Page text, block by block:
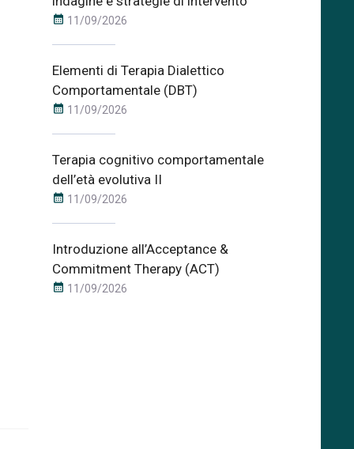
calendar_month 11/09/2026
Elementi di Terapia Dialettico
Comportamentale (DBT)
calendar_month 11/09/2026
Terapia cognitivo comportamentale
dell’età evolutiva II
calendar_month 11/09/2026
Introduzione all’Acceptance &
Commitment Therapy (ACT)
calendar_month 11/09/2026